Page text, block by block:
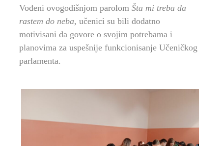
Vođeni ovogodišnjom parolom Šta mi treba da
rastem do neba, učenici su bili dodatno
motivisani da govore o svojim potrebama i
planovima za uspešnije funkcionisanje Učeničkog
parlamenta.